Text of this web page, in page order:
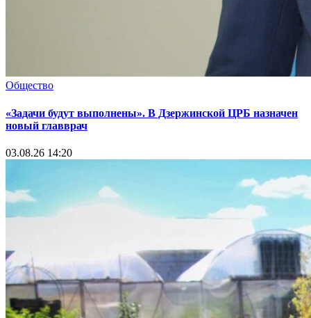
Общество
«Задачи будут выполнены». В Дзержинской ЦРБ назначен
новый главврач
03.08.26 14:20